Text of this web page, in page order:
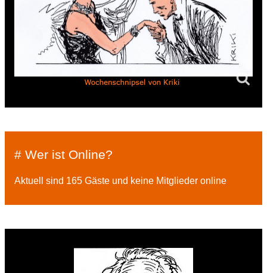
# Wer ist Online?
Aktuell sind 165 Gäste und keine Mitglieder online